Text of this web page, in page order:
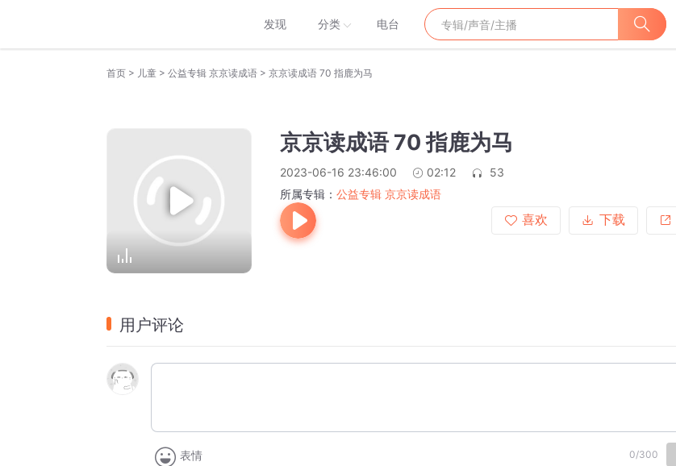
发现 分类 电台
首页 > 儿童 > 公益专辑 京京读成语 > 京京读成语 70 指鹿为马
京京读成语 70 指鹿为马
2023-06-16 23:46:00 02:12
53
所属专辑： 公益专辑 京京读成语
喜欢
下载
用户评论
表情 0/300